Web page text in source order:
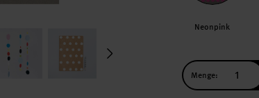
Neonpink
Menge: